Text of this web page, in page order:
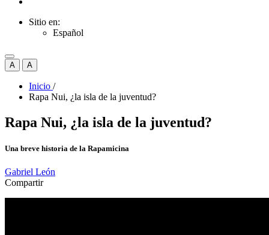
Sitio en:
Español
A A
Inicio /
Rapa Nui, ¿la isla de la juventud?
Rapa Nui, ¿la isla de la juventud?
Una breve historia de la Rapamicina
Gabriel León
Compartir